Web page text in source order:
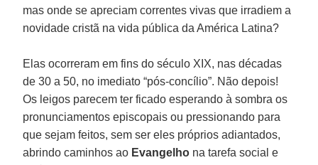
mas onde se apreciam correntes vivas que irradiem a
novidade cristã na vida pública da América Latina?
Elas ocorreram em fins do século XIX, nas décadas
de 30 a 50, no imediato “pós-concílio”. Não depois!
Os leigos parecem ter ficado esperando à sombra os
pronunciamentos episcopais ou pressionando para
que sejam feitos, sem ser eles próprios adiantados,
abrindo caminhos ao Evangelho na tarefa social e